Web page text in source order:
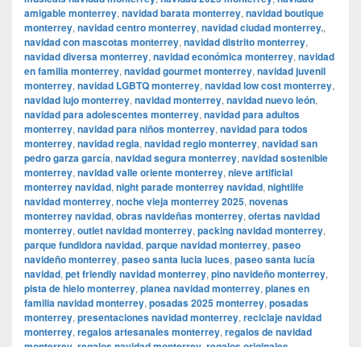
amigable monterrey, navidad barata monterrey, navidad boutique
monterrey, navidad centro monterrey, navidad ciudad monterrey.,
navidad con mascotas monterrey, navidad distrito monterrey,
navidad diversa monterrey, navidad económica monterrey, navidad
en familia monterrey, navidad gourmet monterrey, navidad juvenil
monterrey, navidad LGBTQ monterrey, navidad low cost monterrey,
navidad lujo monterrey, navidad monterrey, navidad nuevo león,
navidad para adolescentes monterrey, navidad para adultos
monterrey, navidad para niños monterrey, navidad para todos
monterrey, navidad regia, navidad regio monterrey, navidad san
pedro garza garcía, navidad segura monterrey, navidad sostenible
monterrey, navidad valle oriente monterrey, nieve artificial
monterrey navidad, night parade monterrey navidad, nightlife
navidad monterrey, noche vieja monterrey 2025, novenas
monterrey navidad, obras navideñas monterrey, ofertas navidad
monterrey, outlet navidad monterrey, packing navidad monterrey,
parque fundidora navidad, parque navidad monterrey, paseo
navideño monterrey, paseo santa lucia luces, paseo santa lucía
navidad, pet friendly navidad monterrey, pino navideño monterrey,
pista de hielo monterrey, planea navidad monterrey, planes en
familia navidad monterrey, posadas 2025 monterrey, posadas
monterrey, presentaciones navidad monterrey, reciclaje navidad
monterrey, regalos artesanales monterrey, regalos de navidad